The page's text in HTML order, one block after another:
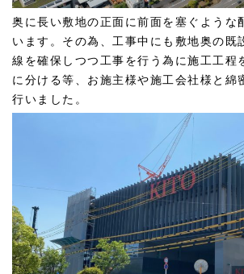
奥に長い敷地の正面に前面を塞ぐような
います。その為、工事中にも敷地奥の既
線を確保しつつ工事を行う為に施工工程
に分ける等、お施主様や施工会社様と綿
行いました。